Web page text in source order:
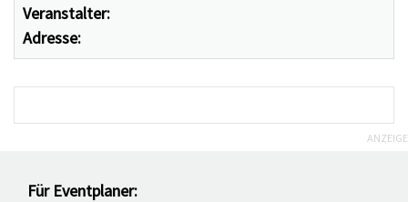
Veranstalter:
Adresse:
ANZEIGE
Für Eventplaner: